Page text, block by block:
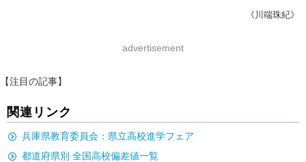
《川端珠紀》
advertisement
【注目の記事】
関連リンク
兵庫県教育委員会：県立高校進学フェア
都道府県別 全国高校偏差値一覧